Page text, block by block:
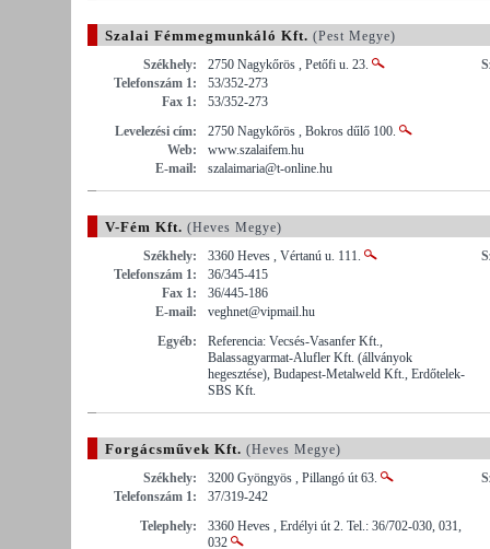
Szalai Fémmegmunkáló Kft. (Pest Megye)
Székhely:
2750 Nagykőrös , Petőfi u. 23.
Telefonszám 1:
53/352-273
Fax 1:
53/352-273
Levelezési cím:
2750 Nagykőrös , Bokros dűlő 100.
Web:
www.szalaifem.hu
E-mail:
szalaimaria@t-online.hu
V-Fém Kft. (Heves Megye)
Székhely:
3360 Heves , Vértanú u. 111.
Telefonszám 1:
36/345-415
Fax 1:
36/445-186
E-mail:
veghnet@vipmail.hu
Egyéb:
Referencia: Vecsés-Vasanfer Kft.,
Balassagyarmat-Alufler Kft. (állványok
hegesztése), Budapest-Metalweld Kft., Erdőtelek-
SBS Kft.
Forgácsművek Kft. (Heves Megye)
Székhely:
3200 Gyöngyös , Pillangó út 63.
Telefonszám 1:
37/319-242
Telephely:
3360 Heves , Erdélyi út 2. Tel.: 36/702-030, 031,
032